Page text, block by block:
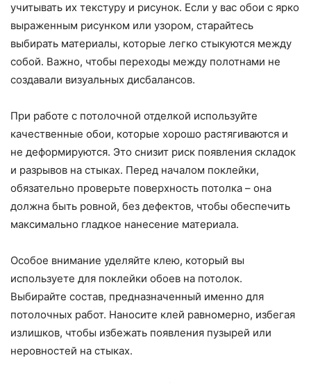
учитывать их текстуру и рисунок. Если у вас обои с ярко
выраженным рисунком или узором, старайтесь
выбирать материалы, которые легко стыкуются между
собой. Важно, чтобы переходы между полотнами не
создавали визуальных дисбалансов.
При работе с потолочной отделкой используйте
качественные обои, которые хорошо растягиваются и
не деформируются. Это снизит риск появления складок
и разрывов на стыках. Перед началом поклейки,
обязательно проверьте поверхность потолка – она
должна быть ровной, без дефектов, чтобы обеспечить
максимально гладкое нанесение материала.
Особое внимание уделяйте клею, который вы
используете для поклейки обоев на потолок.
Выбирайте состав, предназначенный именно для
потолочных работ. Наносите клей равномерно, избегая
излишков, чтобы избежать появления пузырей или
неровностей на стыках.